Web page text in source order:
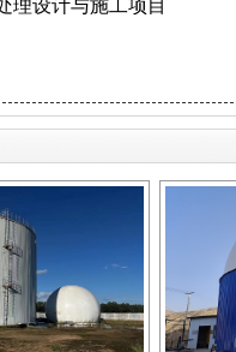
理设计与施工项目